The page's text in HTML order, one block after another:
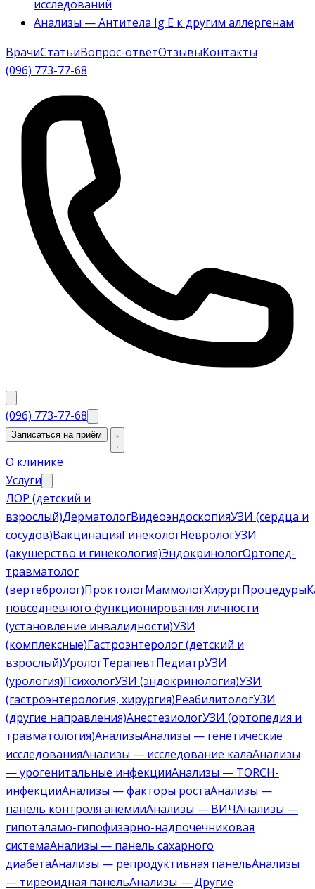
исследований
Анализы — Антитела Ig E к другим аллергенам
ВрачиСтатьиВопрос-ответОтзывыКонтакты
(096) 773-77-68
(096) 773-77-68
Записаться на приём
О клинике
Услуги
ЛОР (детский и
взрослый)ДерматологВидеоэндоскопияУЗИ (сердца и
сосудов)ВакцинацияГинекологНеврологУЗИ
(акушерство и гинекология)ЭндокринологОртопед-
травматолог
(вертебролог)ПроктологМаммологХирургПроцедуры
повседневного функционирования личности
(установление инвалидности)УЗИ
(комплексные)Гастроэнтеролог (детский и
взрослый)УрологТерапевтПедиатрУЗИ
(урология)ПсихологУЗИ (эндокринология)УЗИ
(гастроэнтерология, хирургия)РеабилитологУЗИ
(другие направления)АнестезиологУЗИ (ортопедия и
травматология)АнализыАнализы — генетические
исследованияАнализы — исследование калаАнализы
— урогенитальные инфекцииАнализы — TORCH-
инфекцииАнализы — факторы ростаАнализы —
панель контроля анемииАнализы — ВИЧАнализы —
гипоталамо-гипофизарно-надпочечниковая
системаАнализы — панель сахарного
диабетаАнализы — репродуктивная панельАнализы
— тиреоидная панельАнализы — Другие